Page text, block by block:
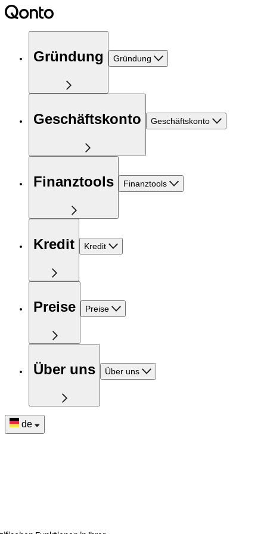
Gründung Gründung
Geschäftskonto Geschäftskonto
Finanztools Finanztools
Kredit Kredit
Preise Preise
Über uns Über uns
de